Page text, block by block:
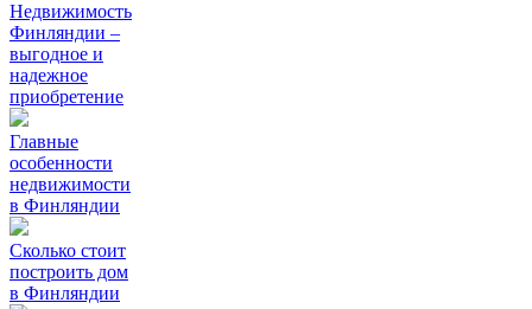
Недвижимость
Финляндии –
выгодное и
надежное
приобретение
Главные
особенности
недвижимости
в Финляндии
Сколько стоит
построить дом
в Финляндии